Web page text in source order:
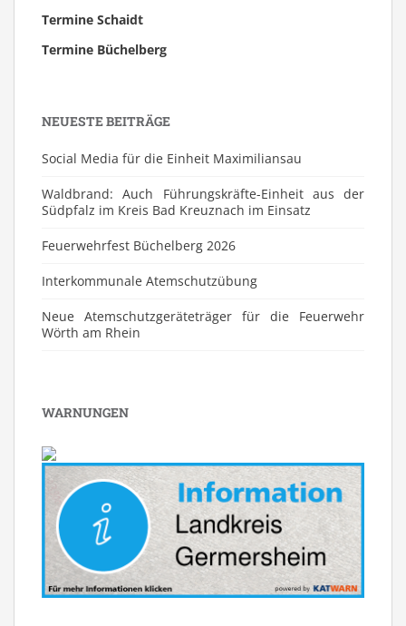
Termine Schaidt
Termine Büchelberg
NEUESTE BEITRÄGE
Social Media für die Einheit Maximiliansau
Waldbrand: Auch Führungskräfte-Einheit aus der
Südpfalz im Kreis Bad Kreuznach im Einsatz
Feuerwehrfest Büchelberg 2026
⁠Interkommunale Atemschutzübung
Neue Atemschutzgeräteträger für die Feuerwehr
Wörth am Rhein
WARNUNGEN